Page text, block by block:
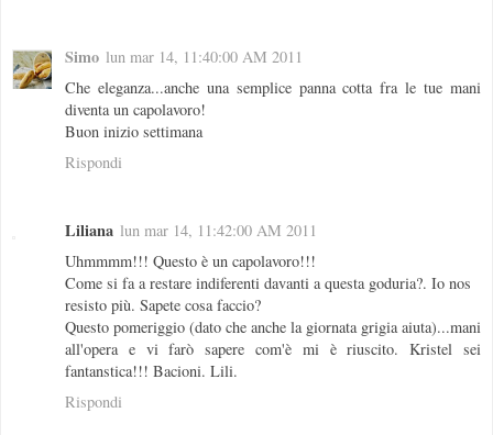
Simo lun mar 14, 11:40:00 AM 2011
Che eleganza...anche una semplice panna cotta fra le tue mani
diventa un capolavoro!
Buon inizio settimana
Rispondi
Liliana lun mar 14, 11:42:00 AM 2011
Uhmmmm!!! Questo è un capolavoro!!!
Come si fa a restare indiferenti davanti a questa goduria?. Io nos
resisto più. Sapete cosa faccio?
Questo pomeriggio (dato che anche la giornata grigia aiuta)...mani
all'opera e vi farò sapere com'è mi è riuscito. Kristel sei
fantanstica!!! Bacioni. Lili.
Rispondi